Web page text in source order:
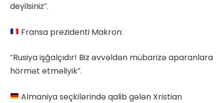
deyilsiniz”.
Fransa prezidenti Makron:
“Rusiya işğalçıdır! Biz əvvəldən mübarizə aparanlara
hörmət etməliyik”.
Almaniya seçkilərində qalib gələn Xristian